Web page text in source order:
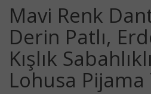
Mavi Renk
Derin Patlı,
Kışlık
Lohusa Pijama